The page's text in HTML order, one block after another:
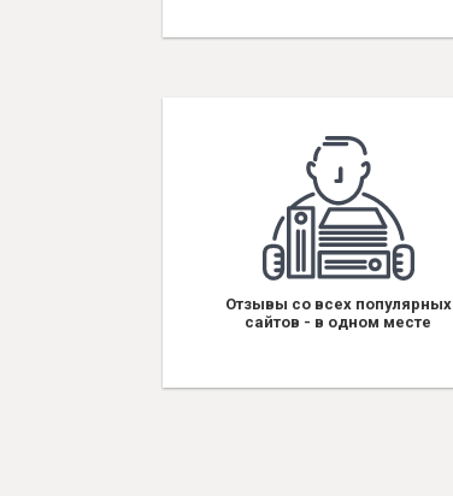
Отзывы со всех популярных
сайтов - в одном месте